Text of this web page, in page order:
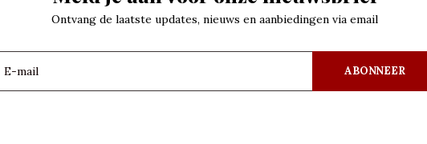
Ontvang de laatste updates, nieuws en aanbiedingen via email
ABONNEER